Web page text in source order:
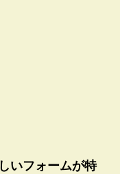
いフォームが特